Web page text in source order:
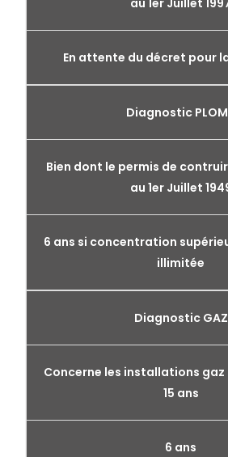
au 1er Juillet
En attente du décret pour
Diagnostic
Bien dont le permis de
au 1er Juillet
6 ans si concentration
illimitée
Diagnostic GAZ
Concerne les installations gaz
15 ans
6 ans